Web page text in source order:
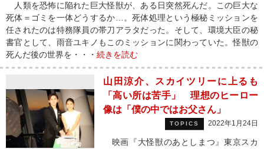
人類を恐怖に陥れた巨大怪獣が、ある日突然死んだ。この巨大な
死体＝ゴミを一体どうするか…。死体処理という極秘ミッションを
任されたのは特務隊員の帯刀アラタだった。そして、環境大臣の秘
書官として、雨音ユキノもこのミッションに関わっていた。怪獣の
死んだ後の世界を・・・ 続きを読む
山田涼介、スカイツリーに上るも
「高い所は苦手」 理想のヒーロー
像は「僕の中ではお父さん」
TOPICS 2022年1月24日
映画『大怪獣のあとしまつ』東京スカ